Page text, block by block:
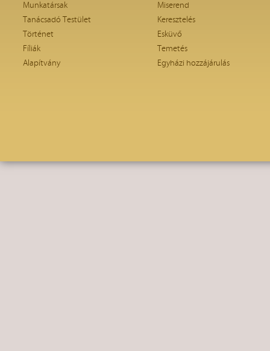
Munkatársak
Tanácsadó Testület
Történet
Fíliák
Alapítvány
Miserend
Keresztelés
Esküvő
Temetés
Egyházi hozzájárulás